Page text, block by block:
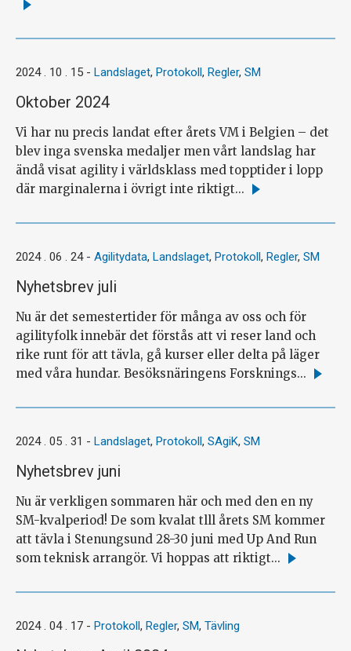
Läs
2024 . 10 . 15 - Landslaget, Protokoll, Regler, SM
Oktober 2024
Vi har nu precis landat efter årets VM i Belgien – det
blev inga svenska medaljer men vårt landslag har
ändå visat agility i världsklass med topptider i lopp
där marginalerna i övrigt inte riktigt... Läs
2024 . 06 . 24 - Agilitydata, Landslaget, Protokoll, Regler, SM
Nyhetsbrev juli
Nu är det semestertider för många av oss och för
agilityfolk innebär det förstås att vi reser land och
rike runt för att tävla, gå kurser eller delta på läger
med våra hundar. Besöksnäringens Forsknings... Läs
2024 . 05 . 31 - Landslaget, Protokoll, SAgiK, SM
Nyhetsbrev juni
Nu är verkligen sommaren här och med den en ny
SM-kvalperiod! De som kvalat tlll årets SM kommer
att tävla i Stenungsund 28-30 juni med Up And Run
som teknisk arrangör. Vi hoppas att riktigt... Läs
2024 . 04 . 17 - Protokoll, Regler, SM, Tävling